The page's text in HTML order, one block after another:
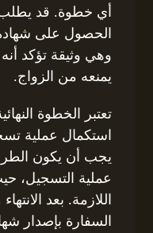
أي خطوة. قد يطلب
الحصول على
وهي وثيقة تؤكد
يمنعه من الزواج.
تعتبر الخطوة
استكمال عملية
يجب أن يكون
عملية التسجيل،
اللازمة. بعد
السفارة بإصدار